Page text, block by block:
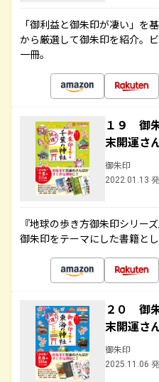
「御利益と御朱印が凄い」を
から厳選して御朱印を紹介。
一冊。
１９ 御
末開運さ
御朱印
2022.01.13
『地球の歩き方御朱印シリー
御朱印をテーマにした書籍とし
２０ 御
末開運さ
御朱印
2025.11.06